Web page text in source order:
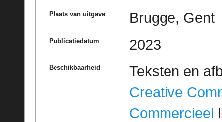
Plaats van uitgave Brugge, Gent
Publicatiedatum 2023
Beschikbaarheid
Teksten en
Creative
Commercieel